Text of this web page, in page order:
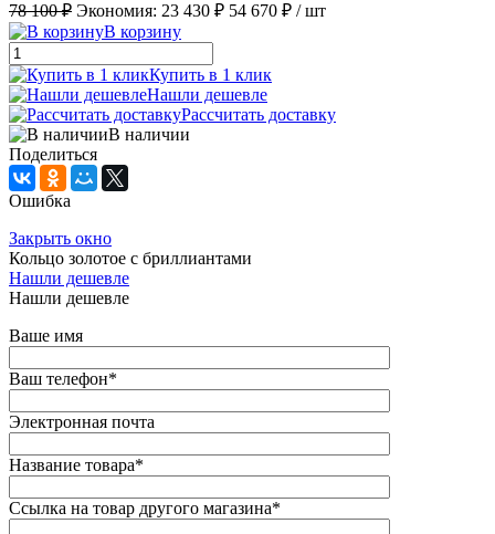
78 100 ₽ Экономия: 23 430 ₽ 54 670 ₽ / шт
В корзину
Купить в 1 клик
Нашли дешевле
Рассчитать доставку
В наличии
Поделиться
Ошибка
Закрыть окно
Кольцо золотое с бриллиантами
Нашли дешевле
Нашли дешевле
Ваше имя
Ваш телефон*
Электронная почта
Название товара*
Ссылка на товар другого магазина*